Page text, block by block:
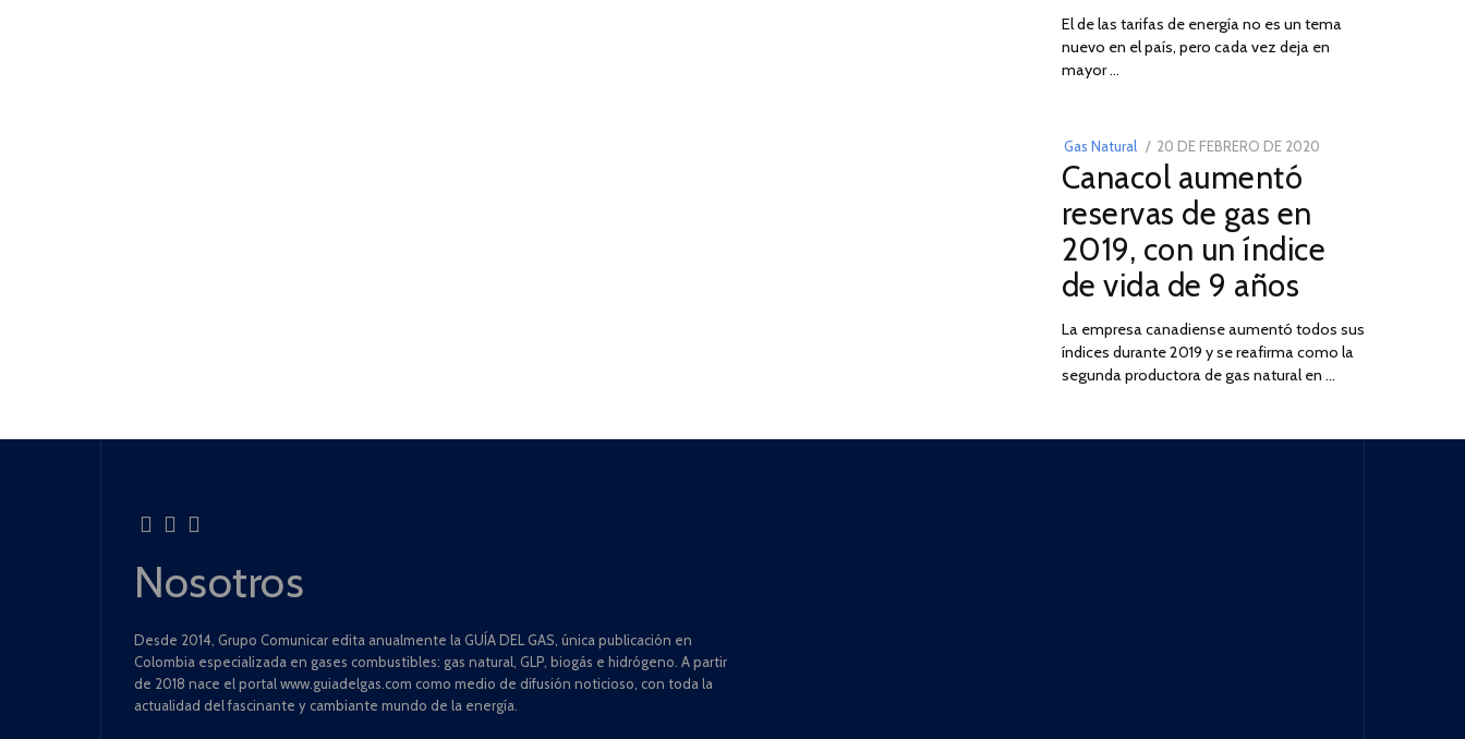
DE
2022
El de las tarifas de energía no es un tema
nuevo en el país, pero cada vez deja en
mayor …
03
Gas Natural
POSTED
ON
20 DE FEBRERO DE 2020
2025
Canacol aumentó
reservas de gas en
2019, con un índice
de vida de 9 años
La empresa canadiense aumentó todos sus
índices durante 2019 y se reafirma como la
segunda productora de gas natural en …
Nosotros
Desde 2014, Grupo Comunicar edita anualmente la GUÍA DEL GAS, única publicación en
Colombia especializada en gases combustibles: gas natural, GLP, biogás e hidrógeno. A partir
de 2018 nace el portal www.guiadelgas.com como medio de difusión noticioso, con toda la
actualidad del fascinante y cambiante mundo de la energía.